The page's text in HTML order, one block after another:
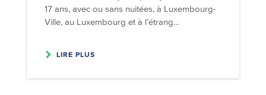
17 ans, avec ou sans nuitées, à Luxembourg-
Ville, au Luxembourg et à l’étrang…
LIRE PLUS